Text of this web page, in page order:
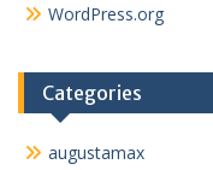
WordPress.org
Categories
augustamax